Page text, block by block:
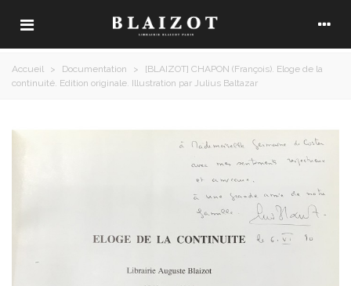
Accueil > Documentation >
[BLAIZOT] CHAPON (François). Eloge de la
continuité. Edition originale. Illustration par Julius Baltazar